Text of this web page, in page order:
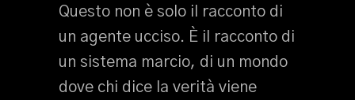
Questo non è solo il racconto di
un agente ucciso. È il racconto di
un sistema marcio, di un mondo
dove chi dice la verità viene